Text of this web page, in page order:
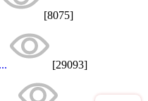
[8075]
[29093]